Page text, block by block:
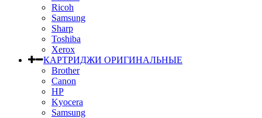
Ricoh
Samsung
Sharp
Toshiba
Xerox
КАРТРИДЖИ ОРИГИНАЛЬНЫЕ
Brother
Canon
HP
Kyocera
Samsung